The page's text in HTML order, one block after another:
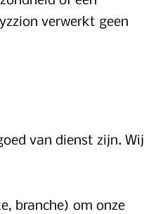
verwerkt geen
van dienst zijn. Wij
branche) om onze